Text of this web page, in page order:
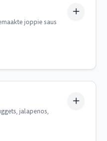
joppie saus
jalapenos,